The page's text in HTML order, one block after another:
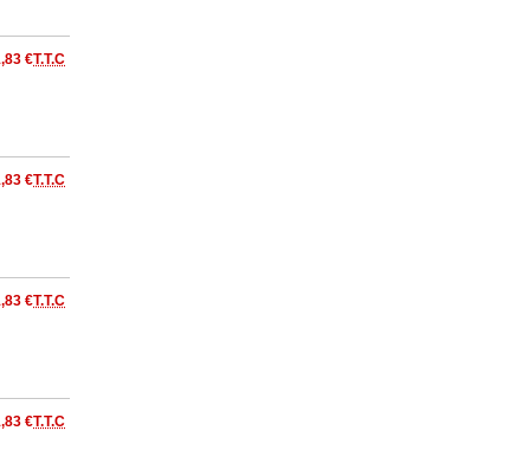
€T.T.C
€T.T.C
€T.T.C
€T.T.C